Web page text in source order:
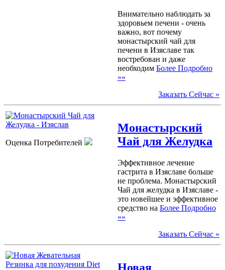
Внимательно наблюдать за
здоровьем печени - очень
важно, вот почему
монастырский чай для
печени в Изяславе так
востребован и даже
необходим Более Подробно
»»
Заказать Сейчас »
Оценка Потребителей
Монастырский
Чай для Желудка
Эффективное лечение
гастрита в Изяславе больше
не проблема. Монастырский
Чай для желудка в Изяславе -
это новейшее и эффективное
средство на Более Подробно
»»
Заказать Сейчас »